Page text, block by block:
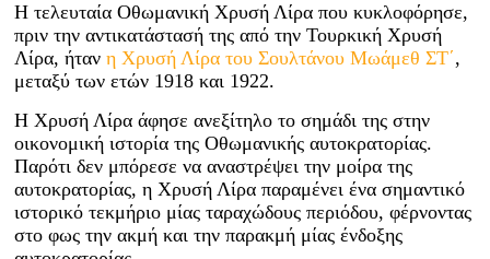
Η τελευταία Οθωμανική Χρυσή Λίρα που κυκλοφόρησε,
πριν την αντικατάστασή της από την Τουρκική Χρυσή
Λίρα, ήτανη Χρυσή Λίρα του Σουλτάνου Μωάμεθ ΣΤ΄,
μεταξύ των ετών 1918 και 1922.
Η Χρυσή Λίρα άφησε ανεξίτηλο το σημάδι της στην
οικονομική ιστορία της Οθωμανικής αυτοκρατορίας.
Παρότι δεν μπόρεσε να αναστρέψει την μοίρα της
αυτοκρατορίας, η Χρυσή Λίρα παραμένει ένα σημαντικό
ιστορικό τεκμήριο μίας ταραχώδους περιόδου, φέρνοντας
στο φως την ακμή και την παρακμή μίας ένδοξης